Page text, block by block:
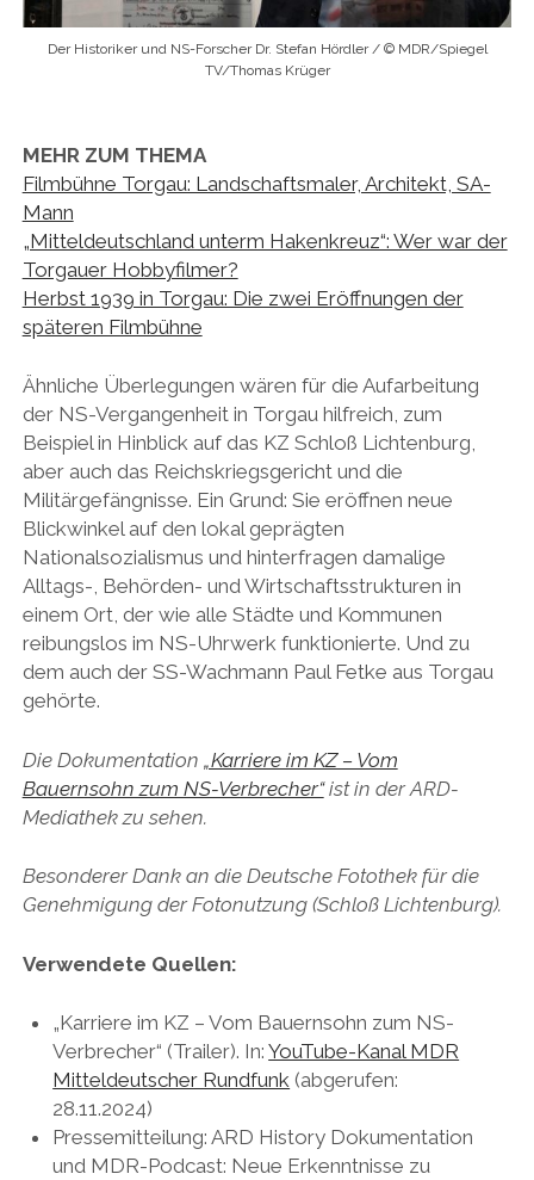
Der Historiker und NS-Forscher Dr. Stefan Hördler / © MDR/Spiegel
TV/Thomas Krüger
MEHR ZUM THEMA
Filmbühne Torgau: Landschaftsmaler, Architekt, SA-
Mann
„Mitteldeutschland unterm Hakenkreuz“: Wer war der
Torgauer Hobbyfilmer?
Herbst 1939 in Torgau: Die zwei Eröffnungen der
späteren Filmbühne
Ähnliche Überlegungen wären für die Aufarbeitung
der NS-Vergangenheit in Torgau hilfreich, zum
Beispiel in Hinblick auf das KZ Schloß Lichtenburg,
aber auch das Reichskriegsgericht und die
Militärgefängnisse. Ein Grund: Sie eröffnen neue
Blickwinkel auf den lokal geprägten
Nationalsozialismus und hinterfragen damalige
Alltags-, Behörden- und Wirtschaftsstrukturen in
einem Ort, der wie alle Städte und Kommunen
reibungslos im NS-Uhrwerk funktionierte. Und zu
dem auch der SS-Wachmann Paul Fetke aus Torgau
gehörte.
Die Dokumentation „Karriere im KZ – Vom
Bauernsohn zum NS-Verbrecher“ist in der ARD-
Mediathek zu sehen.
Besonderer Dank an die Deutsche Fotothek für die
Genehmigung der Fotonutzung (Schloß Lichtenburg).
Verwendete Quellen:
„Karriere im KZ – Vom Bauernsohn zum NS-
Verbrecher“ (Trailer). In:YouTube-Kanal MDR
Mitteldeutscher Rundfunk (abgerufen:
28.11.2024)
Pressemitteilung: ARD History Dokumentation
und MDR-Podcast: Neue Erkenntnisse zu